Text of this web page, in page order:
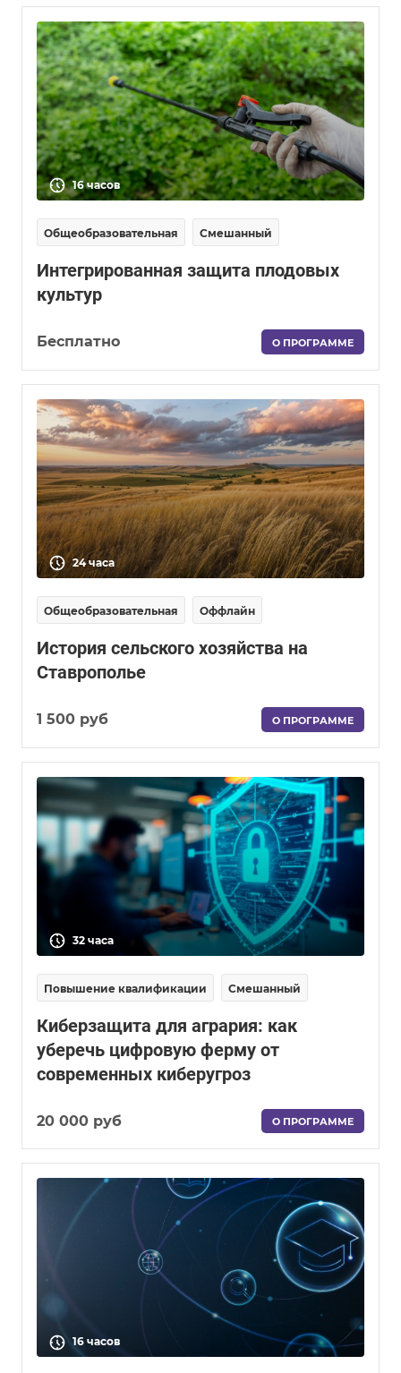
16 часов
Общеобразовательная Смешанный
Интегрированная защита плодовых
культур
Бесплатно О ПРОГРАММЕ
24 часа
Общеобразовательная Оффлайн
История сельского хозяйства на
Ставрополье
1 500 руб О ПРОГРАММЕ
32 часа
Повышение квалификации Смешанный
Киберзащита для агрария: как
уберечь цифровую ферму от
современных киберугроз
20 000 руб О ПРОГРАММЕ
16 часов